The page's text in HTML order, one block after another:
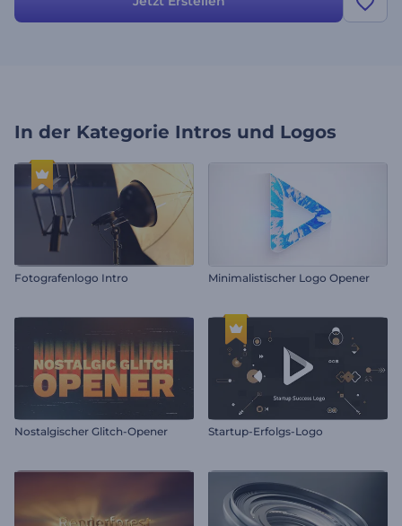
In der Kategorie Intros und Logos
Fotografenlogo Intro Minimalistischer Logo Opener
Nostalgischer Glitch-Opener Startup-Erfolgs-Logo